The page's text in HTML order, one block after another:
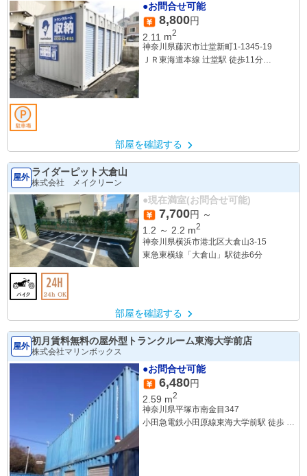
●お問合せ可能
8,800円
2.11 m2
神奈川県藤沢市辻堂新町1-1345-19
ＪＲ東海道本線 辻堂駅 徒歩11分
部屋を確認する
屋外 ライダーピット大倉山
株式会社 メイクリーン
●現在満室(お問合せ可能)
7,700円 ～
1.2 ～ 2.2 m2
神奈川県横浜市港北区大倉山3-15
東急東横線「大倉山」駅徒歩6分
部屋を確認する
屋外 初月賃料無料の屋外型トランクルーム東海大学前店
株式会社マリンボックス
●お問合せ可能
6,480円
2.59 m2
神奈川県平塚市南金目347
小田急電鉄小田原線東海大学前駅 徒歩 34